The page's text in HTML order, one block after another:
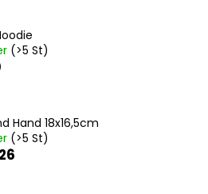
(>5 St)
Hand 18x16,5cm
(>5 St)